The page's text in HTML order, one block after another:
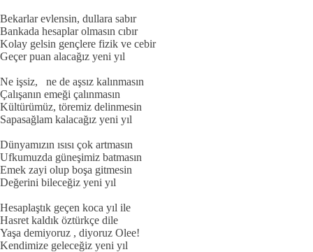
Bekarlar evlensin, dullara sabır
Bankada hesaplar olmasın cıbır
Kolay gelsin gençlere fizik ve cebir
Geçer puan alacağız yeni yıl
Ne işsiz, ne de aşsız kalınmasın
Çalışanın emeği çalınmasın
Kültürümüz, töremiz delinmesin
Sapasağlam kalacağız yeni yıl
Dünyamızın ısısı çok artmasın
Ufkumuzda güneşimiz batmasın
Emek zayi olup boşa gitmesin
Değerini bileceğiz yeni yıl
Hesaplaştık geçen koca yıl ile
Hasret kaldık öztürkçe dile
Yaşa demiyoruz , diyoruz Olee!
Kendimize geleceğiz yeni yıl